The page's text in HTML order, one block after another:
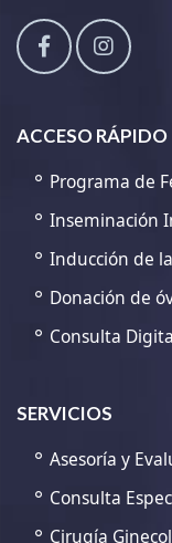
ACCESO RÁPIDO
Programa de
Inseminación
Inducción de
Donación de
Consulta
SERVICIOS
Asesoría y
Consulta
Cirugía